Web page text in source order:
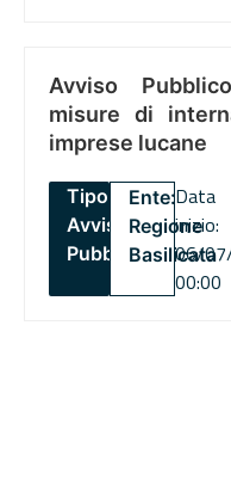
Avviso
misure di
imprese lucane
Tipo:
Avviso
Pubblico
Ente:
Regione
Basilicata
Data
inizio:
06/
00:00